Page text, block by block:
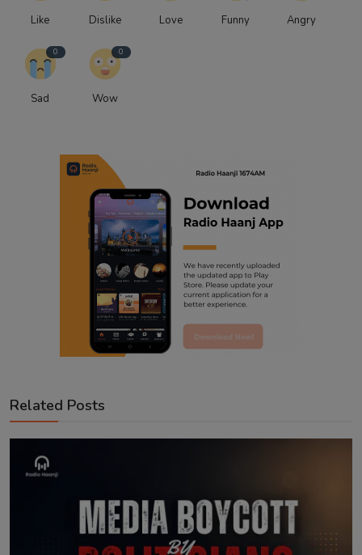
Like Dislike Love Funny Angry
0
Sad
0
Wow
Related Posts